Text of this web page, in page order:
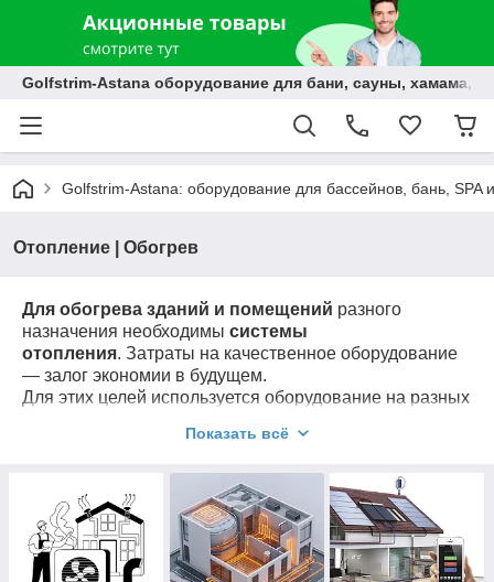
Golfstrim-Astana оборудование для бани, сауны, хамама,
Golfstrim-Astana: оборудование для бассейнов, бань, SPA
Отопление | Обогрев
Для обогрева зданий и помещений разного
назначения необходимы системы
отопления. Затраты на качественное оборудование
— залог экономии в будущем.
Для этих целей используется оборудование на разных
дровяные печи ,
конкретного энергоресурса, его цены и удобства
эксплуатации.
Главный
плюс автономных систем обогрева —
экономичность
. Система отопления должна быть
надежной, компактной, долговечной. Если
Показать всё